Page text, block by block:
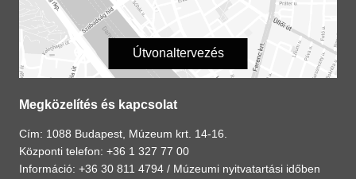
Útvonaltervezés
Megközelítés és kapcsolat
Cím: 1088 Budapest, Múzeum krt. 14-16.
Központi telefon: +36 1 327 77 00
Információ: +36 30 811 4794 / Múzeumi nyitvatartási időben